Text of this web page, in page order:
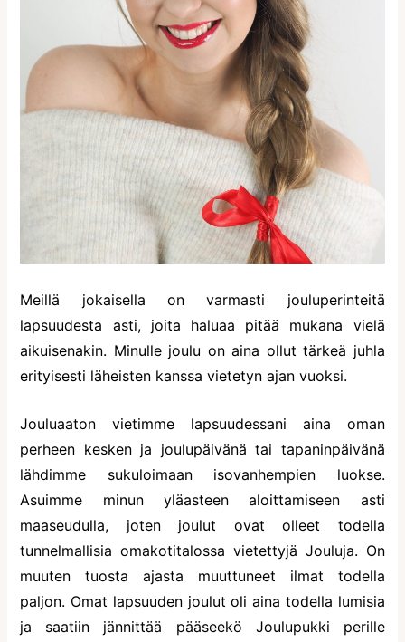
Meillä jokaisella on varmasti jouluperinteitä
lapsuudesta asti, joita haluaa pitää mukana vielä
aikuisenakin. Minulle joulu on aina ollut tärkeä juhla
erityisesti läheisten kanssa vietetyn ajan vuoksi.
Jouluaaton vietimme lapsuudessani aina oman
perheen kesken ja joulupäivänä tai tapaninpäivänä
lähdimme sukuloimaan isovanhempien luokse.
Asuimme minun yläasteen aloittamiseen asti
maaseudulla, joten joulut ovat olleet todella
tunnelmallisia omakotitalossa vietettyjä Jouluja. On
muuten tuosta ajasta muuttuneet ilmat todella
paljon. Omat lapsuuden joulut oli aina todella lumisia
ja saatiin jännittää pääseekö Joulupukki perille